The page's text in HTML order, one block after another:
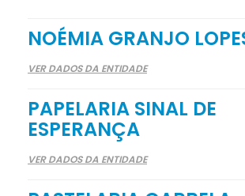
NOÉMIA GRANJO
VER DADOS DA ENTIDADE
PAPELARIA SINAL DE
ESPERANÇA
VER DADOS DA ENTIDADE